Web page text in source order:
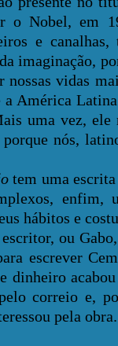
o Nobel, em
e
imaginação,
vidas
América
uma vez,
nós,
tem uma escrita
hábitos e
ou Gabo,
escrever
dinheiro
correio e,
pela obra.